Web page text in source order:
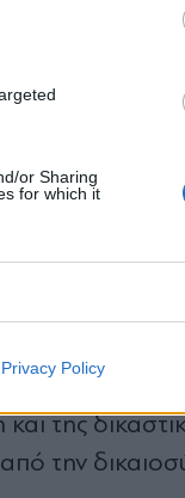
or Sharing
for which it
Privacy Policy
της
σημείωσε ότι
ή
όταν άκουγε
συζήτηση
Η
καταστεί
της
την